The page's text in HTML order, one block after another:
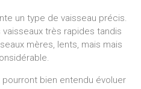
un type de vaisseau précis.
très rapides tandis
mères, lents, mais mais
pourront bien entendu évoluer